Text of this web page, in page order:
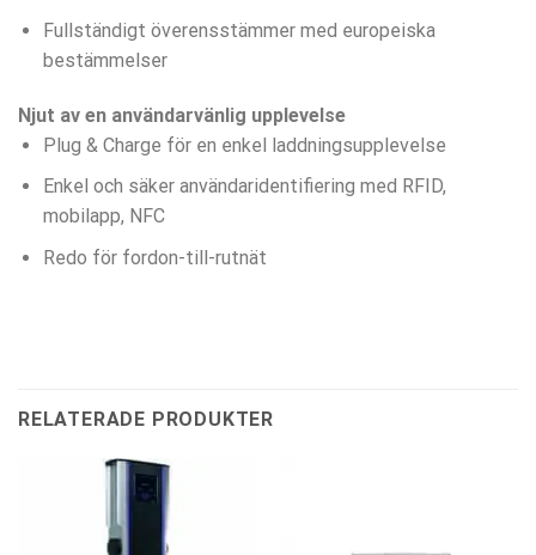
Fullständigt överensstämmer med europeiska
bestämmelser
Njut av en användarvänlig upplevelse
Plug & Charge för en enkel laddningsupplevelse
Enkel och säker användaridentifiering med RFID,
mobilapp, NFC
Redo för fordon-till-rutnät
RELATERADE PRODUKTER